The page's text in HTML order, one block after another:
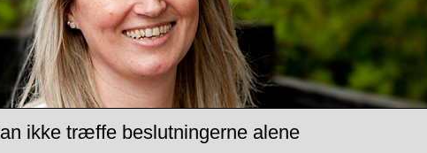
ikke træffe beslutningerne alene